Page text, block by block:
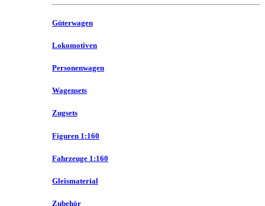
Güterwagen
Lokomotiven
Personenwagen
Wagensets
Zugsets
Figuren 1:160
Fahrzeuge 1:160
Gleismaterial
Zubehör